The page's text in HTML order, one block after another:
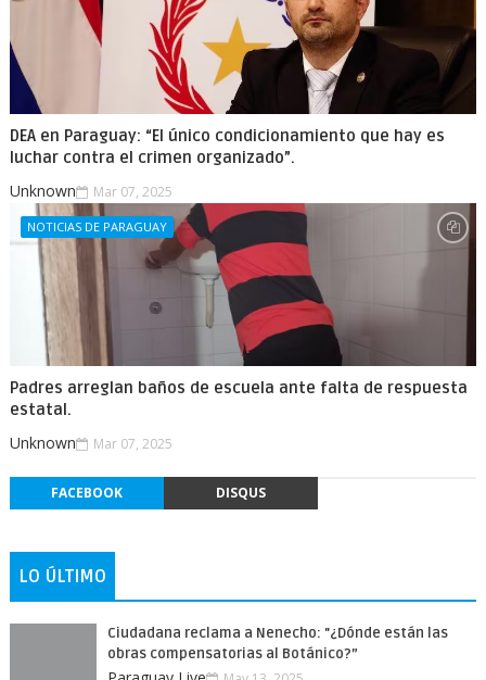
DEA en Paraguay: “El único condicionamiento que hay es
luchar contra el crimen organizado”.
Unknown Mar 07, 2025
NOTICIAS DE PARAGUAY
Padres arreglan baños de escuela ante falta de respuesta
estatal.
Unknown Mar 07, 2025
FACEBOOK DISQUS
LO ÚLTIMO
Ciudadana reclama a Nenecho: "¿Dónde están las
obras compensatorias al Botánico?”